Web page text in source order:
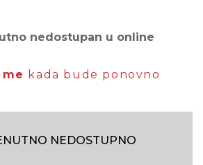
nedostupan u online
kada bude ponovno
NEDOSTUPNO